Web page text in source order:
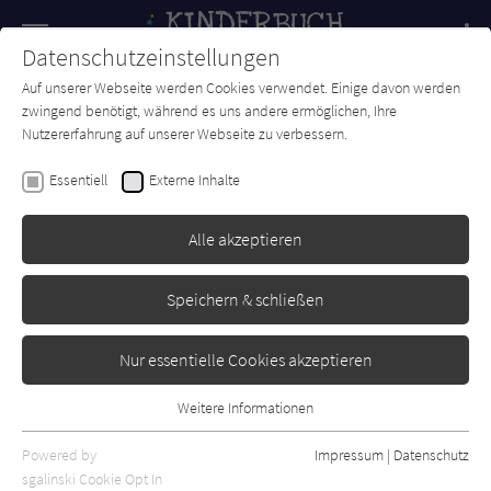
SUCHE Forum Charts Newsletter
Andrea Liebers
Der Bienenbaum
Erschienen: Februar 2023
0
Datenschutzeinstellungen
Auf unserer Webseite werden Cookies verwendet. Einige davon werden
zwingend benötigt, während es uns andere ermöglichen, Ihre
Nutzererfahrung auf unserer Webseite zu verbessern.
Essentiell Externe Inhalte
Alle akzeptieren
Speichern & schließen
Nur essentielle Cookies akzeptieren
Essentielle Cookies werden für grundlegende Funktionen der
Webseite benötigt. Dadurch ist gewährleistet, dass die Webseite
Weitere Informationen
Powered by
sgalinski Cookie Opt In
Impressum | Datenschutz